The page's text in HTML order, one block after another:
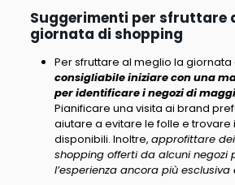
Suggerimenti per sfruttare
giornata di shopping
Per sfruttare al meglio la giornata
consigliabile iniziare con una
per identificare i negozi di
Pianificare una visita ai brand
aiutare a evitare le folle e trovare
disponibili. Inoltre, approfittare
shopping offerti da alcuni negozi
l’esperienza ancora più esclusiva